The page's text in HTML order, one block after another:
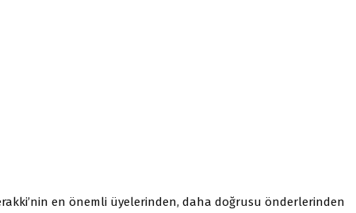
en önemli üyelerinden, daha doğrusu önderlerinden